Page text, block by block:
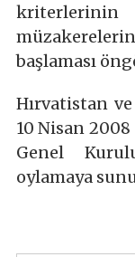
kriterlerinin
başlaması
Hırvatistan
10 Nisan
Genel
oylamaya